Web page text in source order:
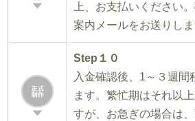
上、お支払いください
案内メールをお送りしま
Step１０
入金確認後、1～３週間
ます。繁忙期はそれ以
すが、お急ぎの場合は